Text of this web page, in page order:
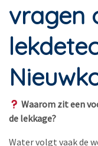
vragen
Waarom zit een
de lekkage?
Water volgt vaak de